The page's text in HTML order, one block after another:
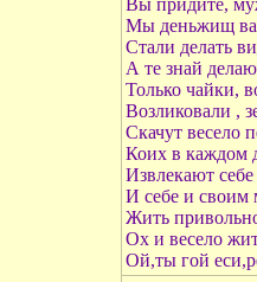
Вы придите,
Мы деньжищ
Стали делать
А те знай
Только чайки,
Возликовали ,
Скачут весело
Коих в каждом
Извлекают
И себе и своим
Жить
Ох и весело
Ой,ты гой